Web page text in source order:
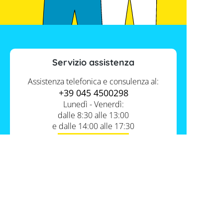
Servizio assistenza
Assistenza telefonica e consulenza al:
+39 045 4500298
Lunedì - Venerdì:
dalle 8:30 alle 13:00
e dalle 14:00 alle 17:30